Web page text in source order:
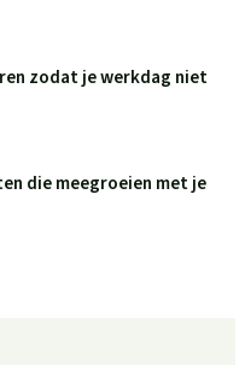
zodat je werkdag niet
die meegroeien met je